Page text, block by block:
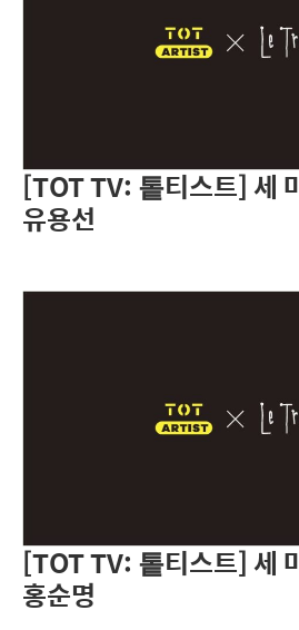
[TOT TV: 톹티스트] 세
유용선
[TOT TV: 톹티스트] 세
홍순명